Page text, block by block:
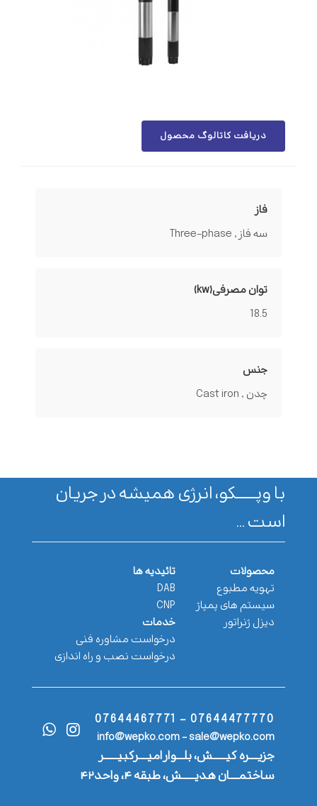
دریافت کاتالوگ محصول
فاز
سه فاز , Three-phase
توان مصرفی(kw)
18.5
جنس
چدن , Cast iron
با وپـــــــکو، انرژی همیشه در جریان
است ...
محصولات
تهویه مطبوع
سیستم های پمپاژ
دیزل ژنراتور
تائیدیه ها
DAB
CNP
خدمات
درخواست مشاوره فنی
درخواست نصب و راه اندازی
07644477770 - 07644467771
info@wepko.com - sale@wepko.com
جزیــــره کیــــــش، بلـــوار امیــــرکبیــــــر
ساختمــــان هدیــــــش، طبقه ۴، واحد۴۲